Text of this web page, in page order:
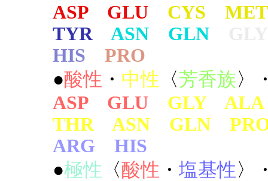
ASP GLU
CYS MET
TYR
ASN GLN
HIS
PRO
●酸性 ・ 中性 〈芳香族〉
ASP GLU
GLY
THR ASN GLN
ARG HIS
●極性 〈酸性 ・ 塩基性 〉